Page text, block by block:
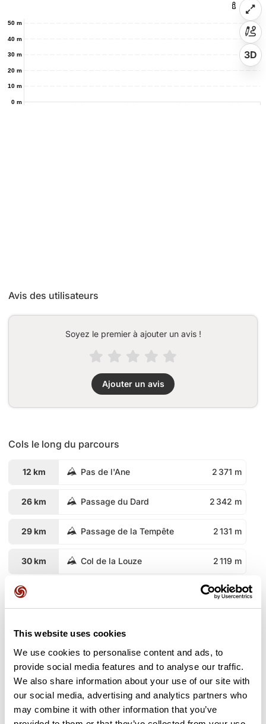
This website uses cookies
We use cookies to personalise content and ads, to
provide social media features and to analyse our traffic.
We also share information about your use of our site with
our social media, advertising and analytics partners who
may combine it with other information that you’ve
0 m
10 m
20 m
30 m
40 m
50 m
3D
Avis des utilisateurs
Soyez le premier à ajouter un avis !
Ajouter un avis
Cols le long du parcours
12 km Pas de l'Ane 2 371 m
26 km Passage du Dard 2 342 m
29 km Passage de la Tempête 2 131 m
30 km Col de la Louze 2 119 m
38 km 2 108 m
47 km Passeur de la Mintaz 2 570 m
48 km Col de Bresson 2 469 m
49 km Col du Grand Fond 2 671 m